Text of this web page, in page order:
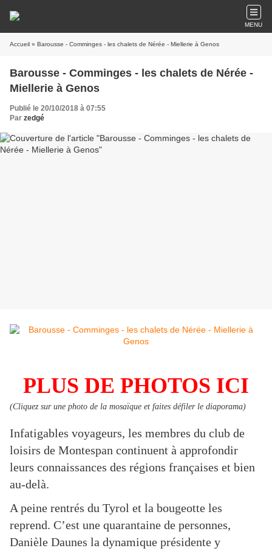
MENU
Accueil » Barousse - Comminges - les chalets de Nérée - Miellerie à Genos
Barousse - Comminges - les chalets de Nérée -
Miellerie à Genos
Publié le 20/10/2018 à 07:55
Par zedgé
PLUS DE PHOTOS ICI
(Cliquez sur une photo de la mosaïque et faites défiler le diaporama)
Infatigables voyageurs, les membres du club de
loisirs de Montespan continuent à approfondir
leurs connaissances des régions françaises et bien
au-delà.
A peine rentrés du Tyrol et la bougeotte les
reprend. C’est une quarantaine de personnes,
Danièle Daunes la dynamique présidente y